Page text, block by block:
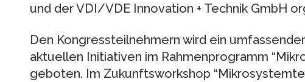
und der VDI/VDE Innovation + Technik GmbH
Den Kongressteilnehmern wird ein
aktuellen Initiativen im Rahmenprogramm
geboten. Im Zukunftsworkshop